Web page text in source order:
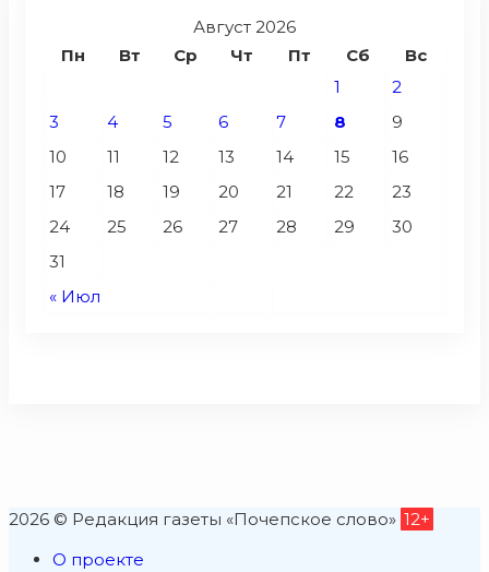
Август 2026
Пн
Вт Ср Чт Пт Сб Вс
« Июл
1
2
3
4 5 6 7 8
9
10
11 12 13 14 15
16
17
18 19 20 21 22
23
24
25 26 27 28 29
30
31
2026 © Редакция газеты «Почепское слово» 12+
О проекте